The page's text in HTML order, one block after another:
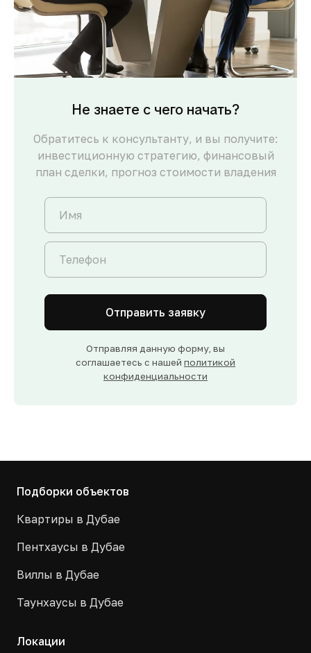
Не знаете с чего начать?
Обратитесь к консультанту, и вы получите:
инвестиционную стратегию, финансовый
план сделки, прогноз стоимости владения
Отправить заявку
Отправляя данную форму, вы
соглашаетесь с нашей политикой
конфиденциальности
Подборки объектов
Квартиры в Дубае
Пентхаусы в Дубае
Виллы в Дубае
Таунхаусы в Дубае
Локации